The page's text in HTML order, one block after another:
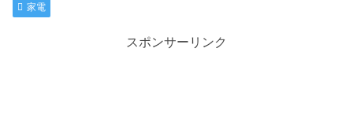
家電
スポンサーリンク